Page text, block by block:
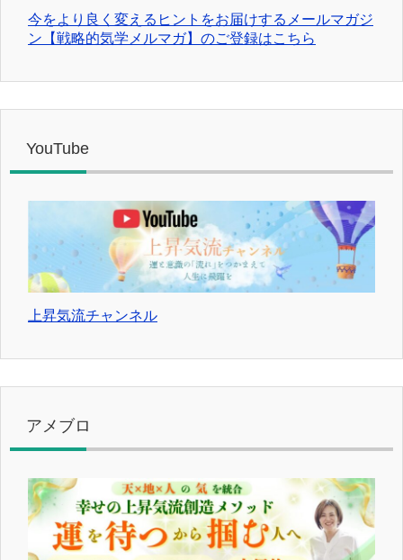
今をより良く変えるヒントをお届けするメールマガジ
ン【戦略的気学メルマガ】のご登録はこちら
YouTube
上昇気流チャンネル
アメブロ